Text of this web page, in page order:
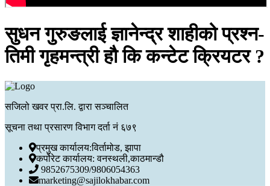
सुधन गुरुङलाई ज्ञानेन्द्र शाहीको प्रश्न-
तिमी गृहमन्त्री हौ कि कन्टेट क्रियटर ?
सजिलो खवर प्रा.लि. द्वारा सञ्चालित
सूचना तथा प्रसारण विभाग दर्ता नं ६७९
प्रमुख कार्यालय:विर्तामोड, झापा
कर्पोरेट कार्यालय: वनस्थली,काठमान्डौ
9852675309/9806054363
marketing@sajilokhabar.com